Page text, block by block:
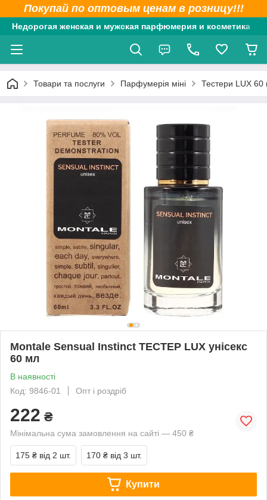
Покупай по оптовым ценам в розницу!!!
Недорогая женская и мужская парфюмерия и косметика
Товари та послуги Парфумерія міні Тестери LUX 60
Montale Sensual Instinct ТЕСТЕР LUX унісекс
60 мл
В наявності
Код: 9846-01
Опт і роздріб
222 ₴
Мінімальна сума замовлення на сайті — 450 ₴
175 ₴ від 2 шт. 170 ₴ від 3 шт.
Купити